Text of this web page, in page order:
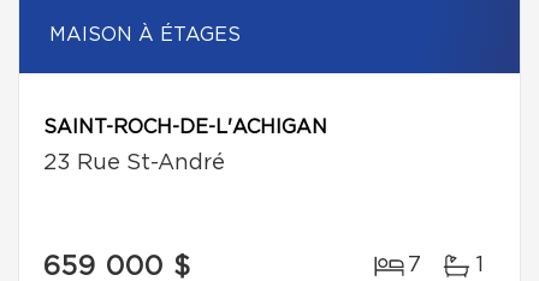
MAISON À ÉTAGES
SAINT-ROCH-DE-L'ACHIGAN
23 Rue St-André
659 000 $ 7 1